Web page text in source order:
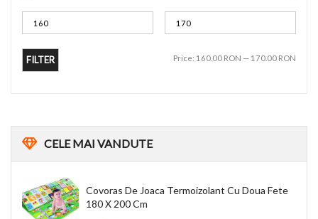
FILTER Price: 160.00 RON — 170.00 RON
CELEMAI VANDUTE
Covoras De Joaca Termoizolant Cu Doua Fete
180 X 200 Cm